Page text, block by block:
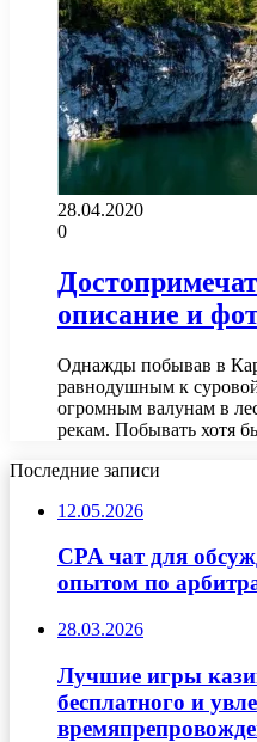
28.04.2020
0
описание и
Однажды побывав в
равнодушным к
огромным валунам в
рекам. Побывать хотя
Последние записи
12.05.2026
CPA чат для
опытом по
28.03.2026
Лучшие игры
бесплатного и